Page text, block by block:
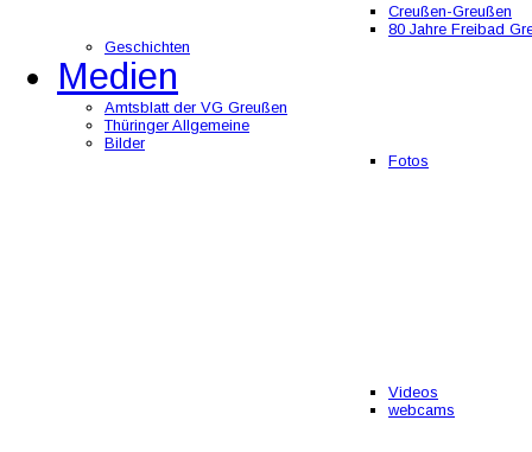
Creußen-Greußen
80 Jahre Freibad
Geschichten
Medien
Amtsblatt der VG Greußen
Thüringer Allgemeine
Bilder
Fotos
Videos
webcams